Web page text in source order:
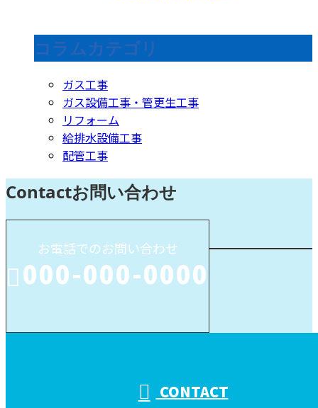
コラムカテゴリ
ガス工事
ガス設備工事・管更生工事
リフォーム
給排水設備工事
配管工事
Contactお問い合わせ
お電話でのお問い合わせ
000-000-0000
CONTACT